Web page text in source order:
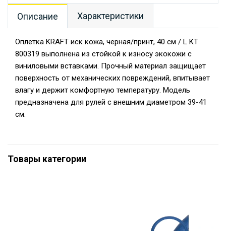
Описание Характеристики
Оплетка KRAFT иск кожа, черная/принт, 40 см / L KT
800319 выполнена из стойкой к износу экокожи с
виниловыми вставками. Прочный материал защищает
поверхность от механических повреждений, впитывает
влагу и держит комфортную температуру. Модель
предназначена для рулей с внешним диаметром 39-41
см.
Товары категории